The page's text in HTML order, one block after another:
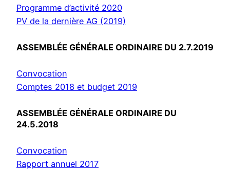
Programme d’activité 2020
PV de la dernière AG (2019)
ASSEMBLÉE GÉNÉRALE ORDINAIRE DU 2.7.2019
Convocation
Comptes 2018 et budget 2019
ASSEMBLÉE GÉNÉRALE ORDINAIRE DU
24.5.2018
Convocation
Rapport annuel 2017